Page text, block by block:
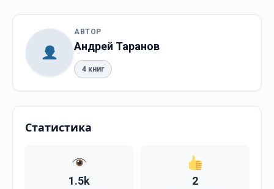
АВТОР
Андрей Таранов
4 книг
Статистика
1.5k 2